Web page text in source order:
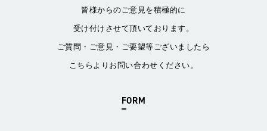
皆様からのご意見を積極的に
受け付けさせて頂いております。
ご質問・ご意見・ご要望等ございましたら
こちらよりお問い合わせください。
FORM